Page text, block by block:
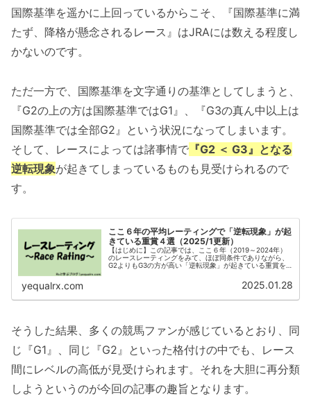
国際基準を遥かに上回っているからこそ、『国際基準に満
たず、降格が懸念されるレース』はJRAには数える程度し
かないのです。
ただ一方で、国際基準を文字通りの基準としてしまうと、
『G2の上の方は国際基準ではG1』、『G3の真ん中以上は
国際基準では全部G2』という状況になってしまいます。
そして、レースによっては諸事情で 『G2 ＜ G3』となる
逆転現象が起きてしまっているものも見受けられるので
す。
ここ６年の平均レーティングで「逆転現象」が起
きている重賞４選（2025/1更新）
【はじめに】この記事では、ここ６年（2019～2024年）
のレースレーティングをみて、ほぼ同条件でありながら、
G2よりもG3の方が高い「逆転現象」が起きている重賞を
yequalrx.com 2025.01.28
そうした結果、多くの競馬ファンが感じているとおり、同
じ『G1』、同じ『G2』といった格付けの中でも、レース
間にレベルの高低が見受けられます。それを大胆に再分類
しようというのが今回の記事の趣旨となります。